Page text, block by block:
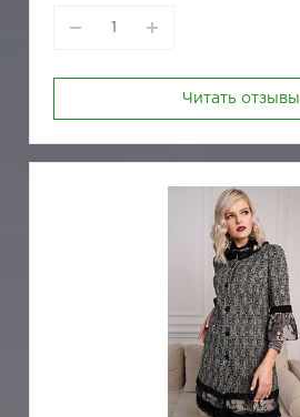
Читать отзывы